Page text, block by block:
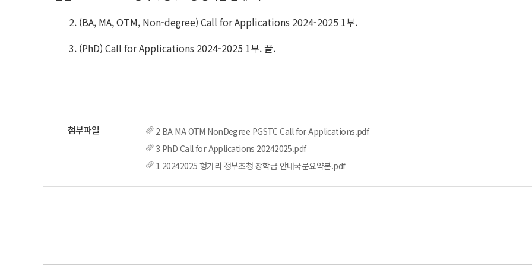
2. (BA, MA, OTM, Non-degree) Call for Applications 2024-2025 1부.
3. (PhD) Call for Applications 2024-2025 1부. 끝.
2 BA MA OTM NonDegree PGSTC Call for Applications.pdf
3 PhD Call for Applications 20242025.pdf
1 20242025 헝가리 정부초청 장학금 안내국문요약본.pdf